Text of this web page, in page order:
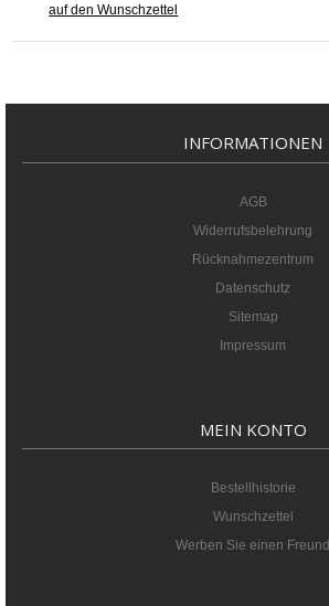
auf den Wunschzettel
INFORMATIONEN
AGB
Widerrufsbelehrung
Rücknahmezentrum
Datenschutz
Sitemap
Impressum
MEIN KONTO
Bestellhistorie
Wunschzettel
Werben Sie einen Freund